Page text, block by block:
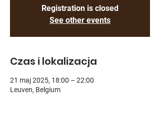
Registration is closed
See other events
Czas i lokalizacja
21 maj 2025, 18:00 – 22:00
Leuven, Belgium